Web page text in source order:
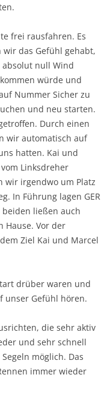
frei rausfahren. Es
das Gefühl gehabt,
null Wind
würde und
Nummer Sicher zu
und neu starten.
Durch einen
wir automatisch auf
hatten. Kai und
Linksdreher
wir irgendwo um Platz
In Führung lagen GER
beiden ließen auch
Hause. Vor der
Ziel Kai und Marcel
drüber waren und
unser Gefühl hören.
die sehr aktiv
und sehr schnell
möglich. Das
immer wieder